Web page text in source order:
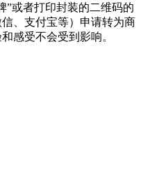
”或者打印封装的二维码的
、支付宝等）申请转为商
感受不会受到影响。